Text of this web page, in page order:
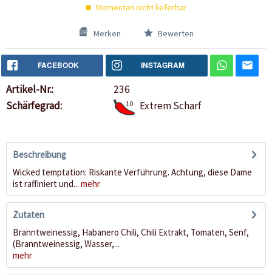
Momentan nicht lieferbar
Merken Bewerten
FACEBOOK INSTAGRAM
Artikel-Nr.:
236
Schärfegrad:
10 Extrem Scharf
Beschreibung
Wicked temptation: Riskante Verführung. Achtung, diese Dame
ist raffiniert und... mehr
Zutaten
Branntweinessig, Habanero Chili, Chili Extrakt, Tomaten, Senf,
(Branntweinessig, Wasser,...
mehr